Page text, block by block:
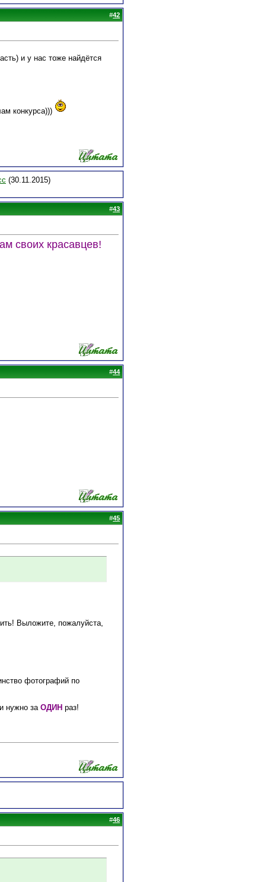
#42
и у нас тоже найдётся
конкурса)))
(30.11.2015)
#43
своих красавцев!
#44
#45
Выложите, пожалуйста,
фотографий по
нужно за ОДИН раз!
#46